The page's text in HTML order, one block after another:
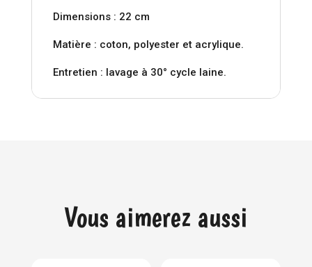
Dimensions : 22 cm
Matière : coton, polyester et acrylique.
Entretien : lavage à 30° cycle laine.
Vous aimerez aussi